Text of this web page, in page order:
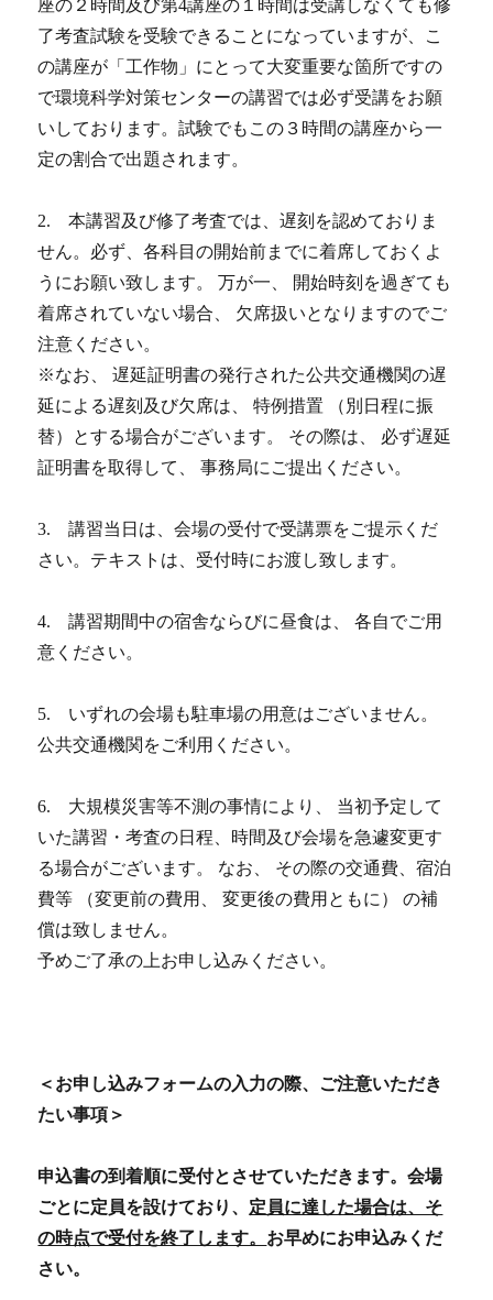
座の２時間及び第4講座の１時間は受講しなくても修
了考査試験を受験できることになっていますが、こ
の講座が「工作物」にとって大変重要な箇所ですの
で環境科学対策センターの講習では必ず受講をお願
いしております。試験でもこの３時間の講座から一
定の割合で出題されます。
2. 本講習及び修了考査では、遅刻を認めておりま
せん。必ず、各科目の開始前までに着席しておくよ
うにお願い致します。 万が一、 開始時刻を過ぎても
着席されていない場合、 欠席扱いとなりますのでご
注意ください。
※なお、 遅延証明書の発行された公共交通機関の遅
延による遅刻及び欠席は、 特例措置 （別日程に振
替）とする場合がございます。 その際は、 必ず遅延
証明書を取得して、 事務局にご提出ください。
3. 講習当日は、会場の受付で受講票をご提示くだ
さい。テキストは、受付時にお渡し致します。
4. 講習期間中の宿舎ならびに昼食は、 各自でご用
意ください。
5. いずれの会場も駐車場の用意はございません。
公共交通機関をご利用ください。
6. 大規模災害等不測の事情により、 当初予定して
いた講習・考査の日程、時間及び会場を急遽変更す
る場合がございます。 なお、 その際の交通費、宿泊
費等 （変更前の費用、 変更後の費用ともに） の補
償は致しません。
予めご了承の上お申し込みください。
＜お申し込みフォームの入力の際、ご注意いただき
たい事項＞
申込書の到着順に受付とさせていただきます。会場
ごとに定員を設けており、 定員に達した場合は、そ
の時点で受付を終了します。 お早めにお申込みくだ
さい。